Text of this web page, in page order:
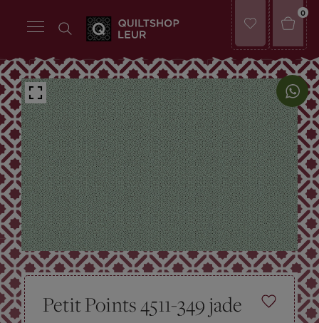
0
Petit Points 4511-349 jade